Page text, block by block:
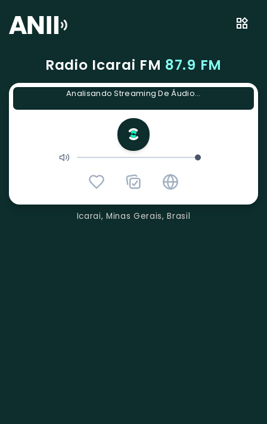
Radio Icarai FM 87.9 FM
Analisando Streaming De Áudio...
Icarai, Minas Gerais, Brasil